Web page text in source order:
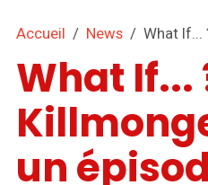
Accueil News What If...
What If...
un